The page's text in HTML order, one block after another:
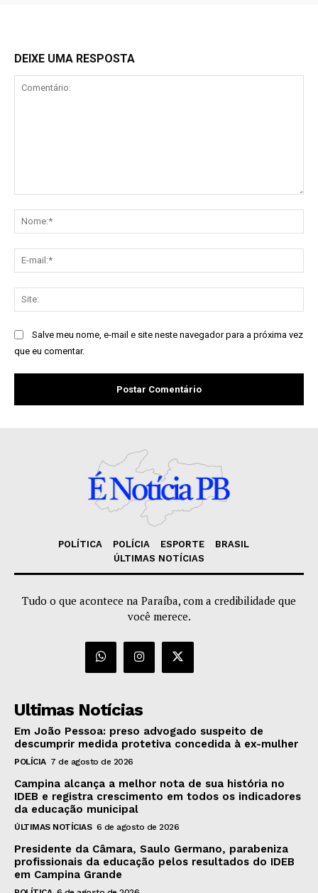
DEIXE UMA RESPOSTA
Salve meu nome, e-mail e site neste navegador para a próxima vez
que eu comentar.
POLÍTICA POLÍCIA ESPORTE
BRASIL
ÚLTIMAS NOTÍCIAS
Tudo o que acontece na Paraíba, com a credibilidade que
você merece.
Ultimas Notícias
Em João Pessoa: preso advogado suspeito de
descumprir medida protetiva concedida à ex-mulher
POLÍCIA 7 de agosto de 2026
Campina alcança a melhor nota de sua história no
IDEB e registra crescimento em todos os indicadores
da educação municipal
ÚLTIMAS NOTÍCIAS 6 de agosto de 2026
Presidente da Câmara, Saulo Germano, parabeniza
profissionais da educação pelos resultados do IDEB
em Campina Grande